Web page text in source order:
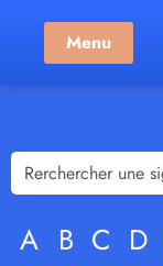
Menu
A B C D